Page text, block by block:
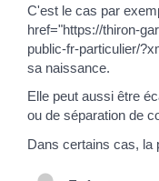
C'est le cas par
href="https://thiron-
public-fr-particulier/
sa naissance.
Elle peut aussi être
ou de séparation de
Dans certains cas, la